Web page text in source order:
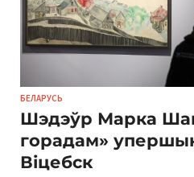
БЕЛАРУСЬ
Шэдэўр Марка
горадам»
Віцебск